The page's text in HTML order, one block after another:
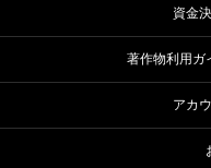
資金
著作物利用ガ
アカ